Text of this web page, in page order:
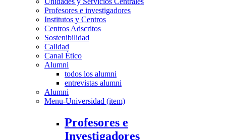
Profesores e investigadores
Institutos y Centros
Centros Adscritos
Sostenibilidad
Calidad
Canal Ético
Alumni
todos los alumni
entrevistas alumni
Alumni
Menu-Universidad (item)
Profesores e
Investigadores